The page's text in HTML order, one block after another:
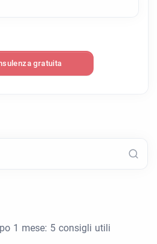
gratuita
1 mese: 5 consigli utili